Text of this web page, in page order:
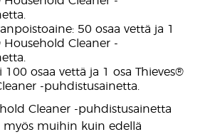
50 osaa vettä ja 1
Household Cleaner -
100 osaa vettä ja 1 osa Thieves®
-puhdistusainetta.
Cleaner -puhdistusainetta
myös muihin kuin edellä